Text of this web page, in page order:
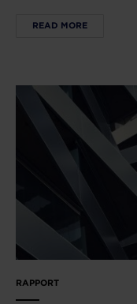
READ MORE
RAPPORT